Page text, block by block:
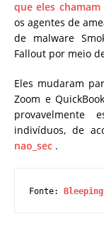
que eles
os agentes de
de malware
Fallout por meio
Eles mudaram
Zoom e
provavelmente
indivíduos, de
nao_sec .
Fonte: